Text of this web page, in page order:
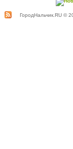
ГородНальчик.RU ©